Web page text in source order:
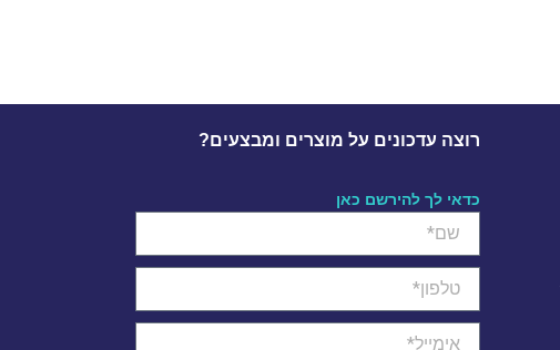
רוצה עדכונים על מוצרים ומבצעים?
כדאי לך להירשם כאן